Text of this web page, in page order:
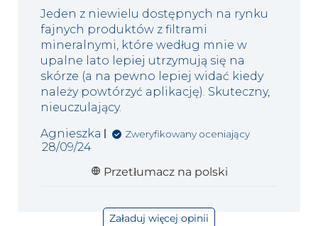
Jeden z niewielu dostępnych na rynku
fajnych produktów z filtrami
mineralnymi, które według mnie w
upalne lato lepiej utrzymują się na
skórze (a na pewno lepiej widać kiedy
należy powtórzyć aplikację). Skuteczny,
nieuczulający.
Agnieszka
Zweryfikowany oceniający
Data
28/09/24
Przetłumacz na polski
Załaduj więcej opinii